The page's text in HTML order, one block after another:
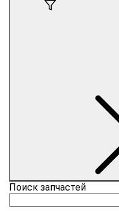
Поиск запчастей